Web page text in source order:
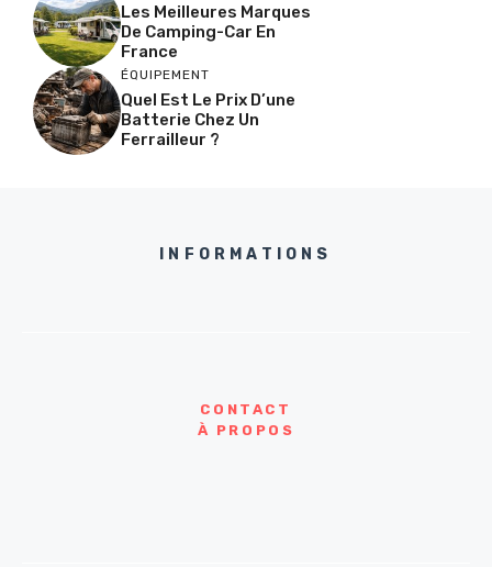
Les Meilleures Marques
De Camping-Car En
France
ÉQUIPEMENT
Quel Est Le Prix D’une
Batterie Chez Un
Ferrailleur ?
INFORMATIONS
CONTACT
À PROPOS